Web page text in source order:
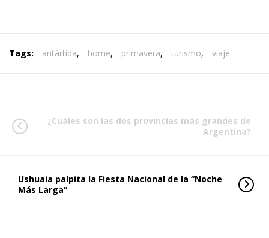
Tags: antártida, home, primavera, turismo, viaje
¿Cuáles son las dos provincias más grandes de
Argentina?
Ushuaia palpita la Fiesta Nacional de la “Noche
Más Larga”